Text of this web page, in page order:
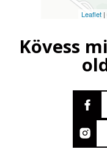
Leaflet|
Kövess